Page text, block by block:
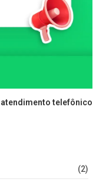
atendimento telefônico
(2)